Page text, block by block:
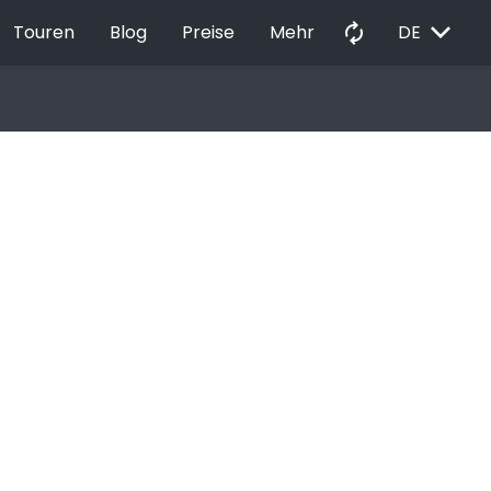
Touren Blog Preise Mehr autorenew DE EXPAND_MORE